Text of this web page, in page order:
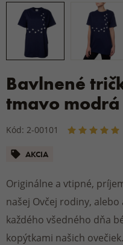
Bavlnené
tmavo modrá
Kód: 2-00101
AKCIA
Originálne a vtipné,
našej Ovčej rodiny,
každého všedného dňa
kopýtkami našich ovečiek.